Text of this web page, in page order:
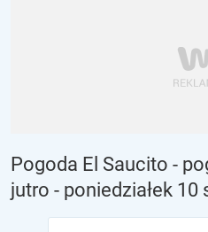
Pogoda El Saucito -
jutro - poniedziałek 10